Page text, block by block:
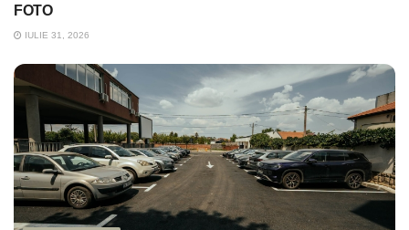
FOTO
IULIE 31, 2026